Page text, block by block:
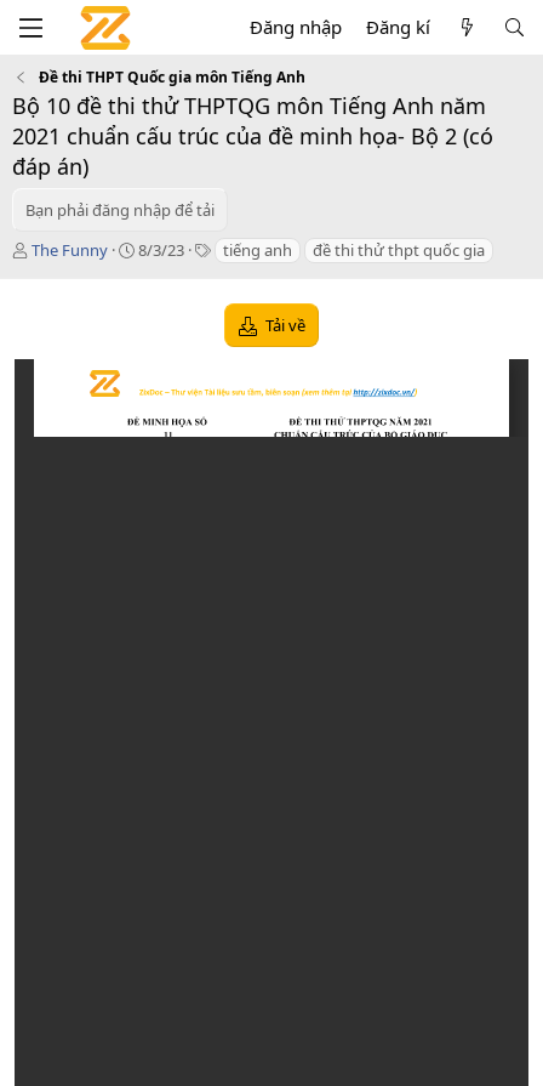
Đăng nhập Đăng kí
Đề thi THPT Quốc gia môn Tiếng Anh
Bộ 10 đề thi thử THPTQG môn Tiếng Anh năm
2021 chuẩn cấu trúc của đề minh họa- Bộ 2 (có
đáp án)
Bạn phải đăng nhập để tải
T
ả
The Funny
C
n
d
8/3/23
T tiếng anh đề thi thử thpt quốc gia
Tải về